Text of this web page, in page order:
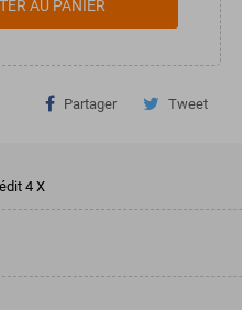
AU PANIER
Partager Tweet
4 X